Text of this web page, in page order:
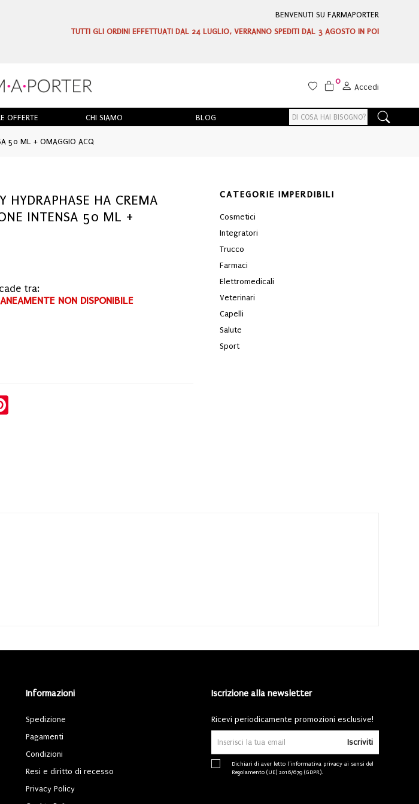
BENVENUTI SU FARMAPORTER
TUTTI GLI ORDINI EFFETTUATI DAL 24 LUGLIO, VERRANNO SPEDITI DAL 3 AGOSTO IN POI
0
Accedi
OFFERTE CHI SIAMO BLOG
50 ML + OMAGGIO ACQ
HYDRAPHASE HA CREMA
INTENSA 50 ML +
tra:
NON DISPONIBILE
CATEGORIE IMPERDIBILI
Cosmetici
Integratori
Trucco
Farmaci
Elettromedicali
Veterinari
Capelli
Salute
Sport
Informazioni
Spedizione
Pagamenti
Condizioni
Resi e diritto di recesso
Privacy Policy
Iscrizione alla newsletter
Ricevi periodicamente promozioni esclusive!
Iscriviti
Dichiari di aver letto l'informativa privacy ai sensi del
Regolamento (UE) 2016/679 (GDPR).